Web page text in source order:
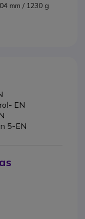
mm / 1230 g
EN
5-EN